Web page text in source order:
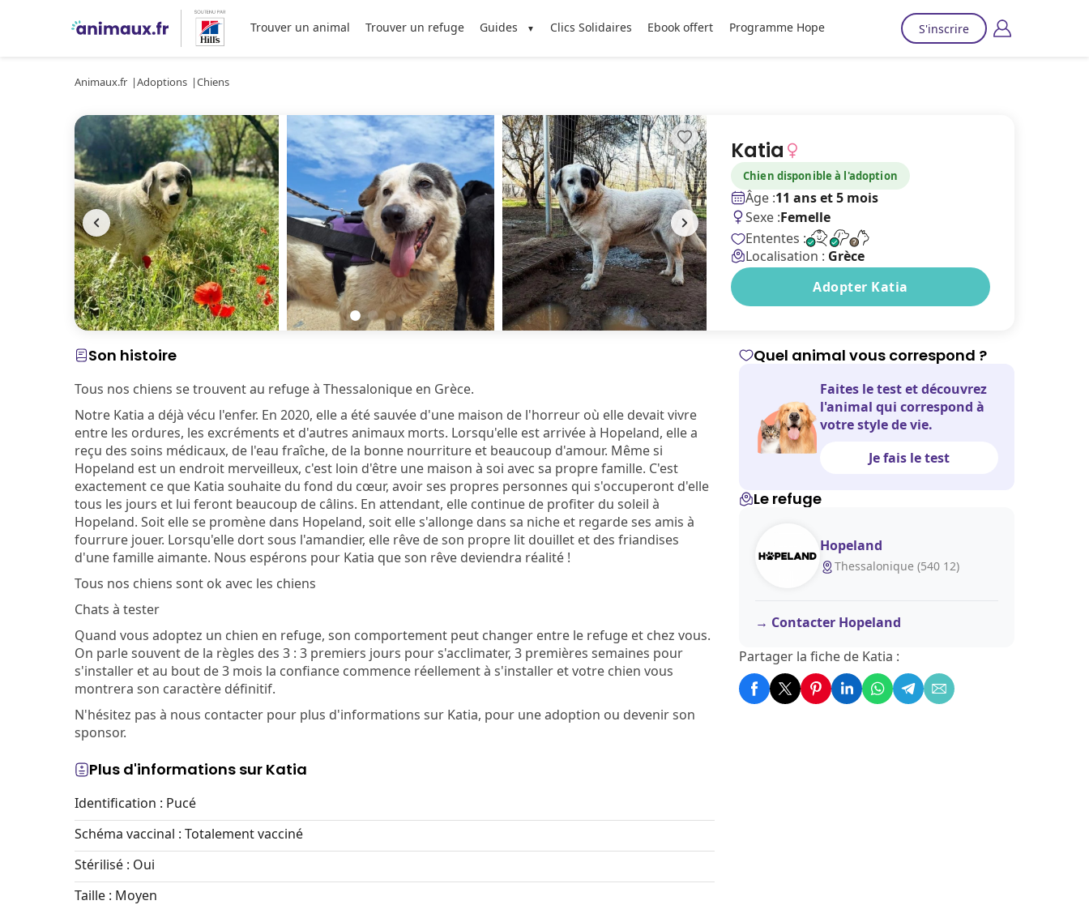
Trouver un animal Trouver un refuge Guides Clics Solidaires Ebook offert Programme Hope S'inscrire
Animaux.fr Adoptions Chiens
Katia
Chien disponible à l'adoption
Âge :11 ans et 5 mois
Sexe :Femelle
Ententes :
Localisation : Grèce
Adopter Katia
Son histoire
Tous nos chiens se trouvent au refuge à Thessalonique en Grèce.
Notre Katia a déjà vécu l'enfer. En 2020, elle a été sauvée d'une maison de l'horreur où elle devait vivre
entre les ordures, les excréments et d'autres animaux morts. Lorsqu'elle est arrivée à Hopeland, elle a
reçu des soins médicaux, de l'eau fraîche, de la bonne nourriture et beaucoup d'amour. Même si
Hopeland est un endroit merveilleux, c'est loin d'être une maison à soi avec sa propre famille. C'est
exactement ce que Katia souhaite du fond du cœur, avoir ses propres personnes qui s'occuperont d'elle
tous les jours et lui feront beaucoup de câlins. En attendant, elle continue de profiter du soleil à
Hopeland. Soit elle se promène dans Hopeland, soit elle s'allonge dans sa niche et regarde ses amis à
fourrure jouer. Lorsqu'elle dort sous l'amandier, elle rêve de son propre lit douillet et des friandises
d'une famille aimante. Nous espérons pour Katia que son rêve deviendra réalité !
Tous nos chiens sont ok avec les chiens
Chats à tester
Quand vous adoptez un chien en refuge, son comportement peut changer entre le refuge et chez vous.
On parle souvent de la règles des 3 : 3 premiers jours pour s'acclimater, 3 premières semaines pour
s'installer et au bout de 3 mois la confiance commence réellement à s'installer et votre chien vous
montrera son caractère définitif.
N'hésitez pas à nous contacter pour plus d'informations sur Katia, pour une adoption ou devenir son
sponsor.
Plus d'informations sur Katia
Identification : Pucé
Schéma vaccinal : Totalement vacciné
Stérilisé : Oui
Taille : Moyen
Quel animal vous correspond ?
Faites le test et découvrez
l'animal qui correspond à
votre style de vie.
Je fais le test
Le refuge
Hopeland
Thessalonique (540 12)
Contacter Hopeland
Partager la fiche de Katia :